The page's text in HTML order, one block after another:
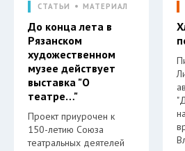
СТАТЬИ МАТЕРИАЛ
До конца лета в
Рязанском
художественном
музее действует
выставка "О
театре…"
Проект приурочен к
150-летию Союза
театральных деятелей